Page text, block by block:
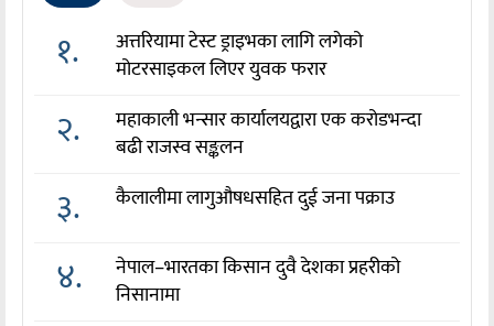
१.
अत्तरियामा टेस्ट ड्राइभका लागि लगेको
मोटरसाइकल लिएर युवक फरार
२.
महाकाली भन्सार कार्यालयद्वारा एक करोडभन्दा
बढी राजस्व सङ्कलन
३. कैलालीमा लागुऔषधसहित दुई जना पक्राउ
४.
नेपाल–भारतका किसान दुवै देशका प्रहरीको
निसानामा